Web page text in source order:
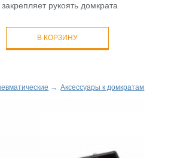
рукоять домкрата
В КОРЗИНУ
→ Аксессуары к домкратам